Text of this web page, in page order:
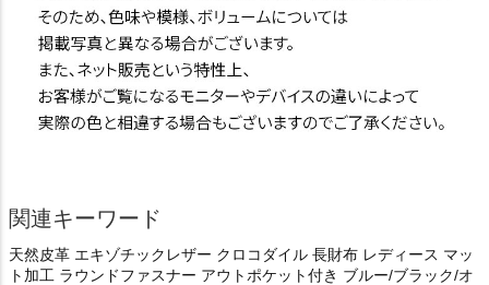
関連キーワード
天然皮革 エキゾチックレザー クロコダイル 長財布 レディース マッ
ト加工 ラウンドファスナー アウトポケット付き ブルー/ブラック/オ